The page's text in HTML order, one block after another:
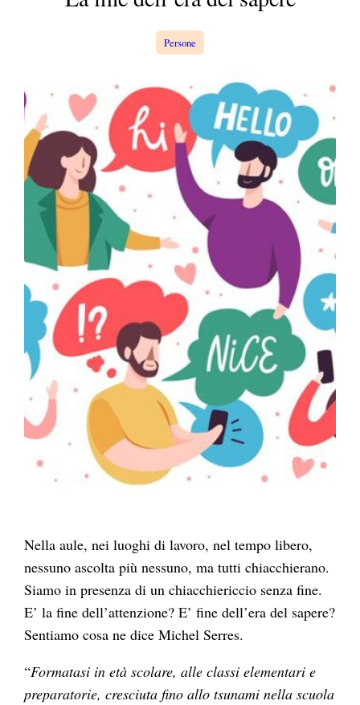
Persone
Nella aule, nei luoghi di lavoro, nel tempo libero,
nessuno ascolta più nessuno, ma tutti chiacchierano.
Siamo in presenza di un chiacchiericcio senza fine.
E’ la fine dell’attenzione? E’ fine dell’era del sapere?
Sentiamo cosa ne dice Michel Serres.
“Formatasi in età scolare, alle classi elementari e
preparatorie, cresciuta fino allo tsunami nella scuola